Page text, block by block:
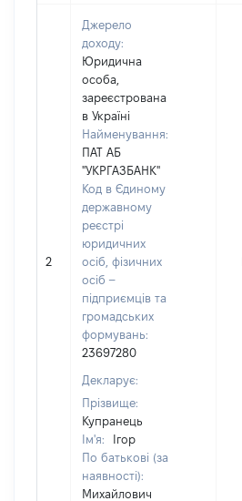
2
Джерело
доходу:
Юридична
особа,
зареєстрована
в Україні
Найменування:
ПАТ АБ
"УКРГАЗБАНК"
Код в Єдиному
державному
реєстрі
юридичних
осіб, фізичних
осіб –
підприємців та
громадських
формувань:
23697280
Декларує:
Прізвище:
Купранець
Ім'я:
Ігор
По батькові (за
наявності):
Михайлович